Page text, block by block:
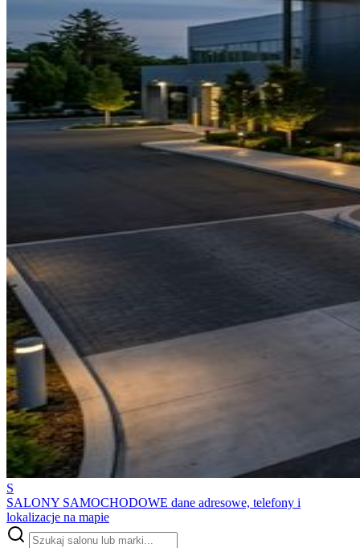
S
SALONY SAMOCHODOWE dane adresowe, telefony i
lokalizacje na mapie